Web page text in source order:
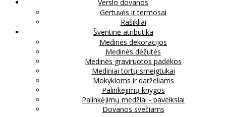
Verslo dovanos
Gertuvės ir termosai
Rašikliai
Šventinė atributika
Medinės dekoracijos
Medinės dėžutės
Medinės graviruotos padėkos
Mediniai tortų smeigtukai
Mokykloms ir darželiams
Palinkėjimų knygos
Palinkėjimų medžiai - paveikslai
Dovanos svečiams